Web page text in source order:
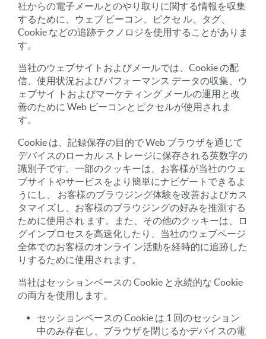
社からの電子メールとのやり取りに関する情報を収集
するために、ウェブ ビーコン、ピクセ ル、タグ、
Cookie などの追跡テクノロジを使用することがありま
す。
当社のウェブサイトおよびメールでは、Cookie の配
信、使用状況およびパフォーマンス データの収集、ウ
ェブサイ トおよびマーケティング メールの運用と改
善のために Web ビーコンとピクセルが使用されま
す。
Cookie は、記録保存の目的で Web ブラウザを通じて
デバイスのローカル ストレージに保存される英数字の
識別子です。一部のクッキーは、お客様が当社のウェ
ブサイトやサービスをより簡単にナビゲートできるよ
うにし、 お客様のブラウジング体験を改善およびカス
タマイズし、お客様のブラウジングの好みを推測する
ために使用され ます。また、その他のクッキーは、ロ
グインプロセスを高速化したり、当社のウェブページ
全体でのお客様のオンライ ン活動を経時的に追跡した
りするために使用されます。
当社はセッションベースの Cookie と永続的な Cookie
の両方を使用します。
セッションベースの Cookie は 1 回のセッション
中のみ存在し、ブラウザを閉じるかデバイスの電